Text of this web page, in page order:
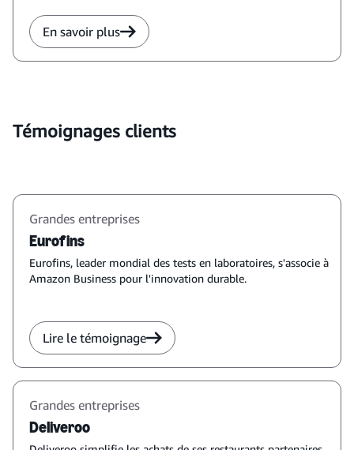
En savoir plus
Témoignages clients
Grandes entreprises
Eurofins
Eurofins, leader mondial des tests en laboratoires, s'associe à
Amazon Business pour l'innovation durable.
Lire le témoignage
Grandes entreprises
Deliveroo